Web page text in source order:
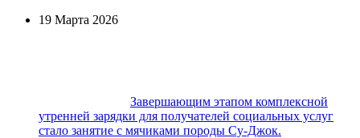
19 Марта 2026
Завершающим этапом комплексной
утренней зарядки для получателей социальных услуг
стало занятие с мячиками породы Су-Джок.